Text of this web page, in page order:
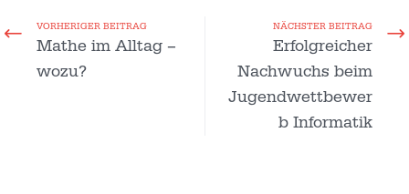
VORHERIGER BEITRAG
Mathe im Alltag –
wozu?
NÄCHSTER BEITRAG
Erfolgreicher
Nachwuchs beim
Jugendwettbewer
b Informatik